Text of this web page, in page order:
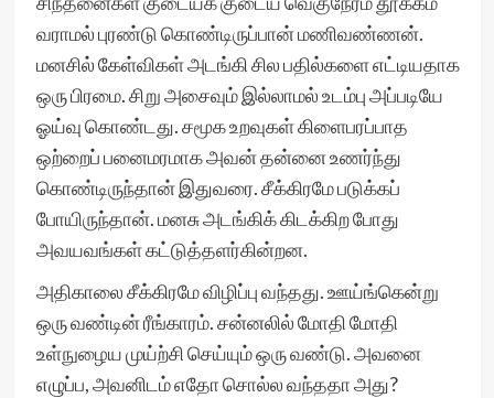
வராமல் புரண்டு கொண்டிருப்பான் மணிவண்ணன்.
மனசில் கேள்விகள் அடங்கி சில பதில்களை எட்டியதாக
ஒரு பிரமை. சிறு அசைவும் இல்லாமல் உடம்பு அப்படியே
ஓய்வு கொண்டது. சமூக உறவுகள் கிளைபரப்பாத
ஒற்றைப் பனைமரமாக அவன் தன்னை உணர்ந்து
கொண்டிருந்தான் இதுவரை. சீக்கிரமே படுக்கப்
போயிருந்தான். மனசு அடங்கிக் கிடக்கிற போது
அவயவங்கள் கட்டுத்தளர்கின்றன.
அதிகாலை சீக்கிரமே விழிப்பு வந்தது. ஊய்ங்கென்று
ஒரு வண்டின் ரீங்காரம். சன்னலில் மோதி மோதி
உள்நுழைய முய்ற்சி செய்யும் ஒரு வண்டு. அவனை
எழுப்ப, அவனிடம் எதோ சொல்ல வந்ததா அது?